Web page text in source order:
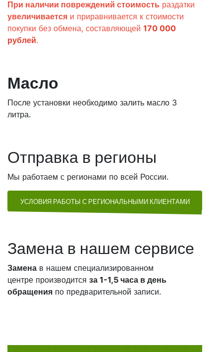
При наличии повреждений стоимость раздатки
увеличивается и приравнивается к стоимости
покупки без обмена, составляющей 170 000
рублей.
Масло
После установки необходимо залить масло 3
литра.
Отправка в регионы
Мы работаем с регионами по всей России.
УСЛОВИЯ РАБОТЫ С РЕГИОНАЛЬНЫМИ КЛИЕНТАМИ
Замена в нашем сервисе
Замена в нашем специализированном
центре производится за 1-1,5 часа в день
обращения по предварительной записи.